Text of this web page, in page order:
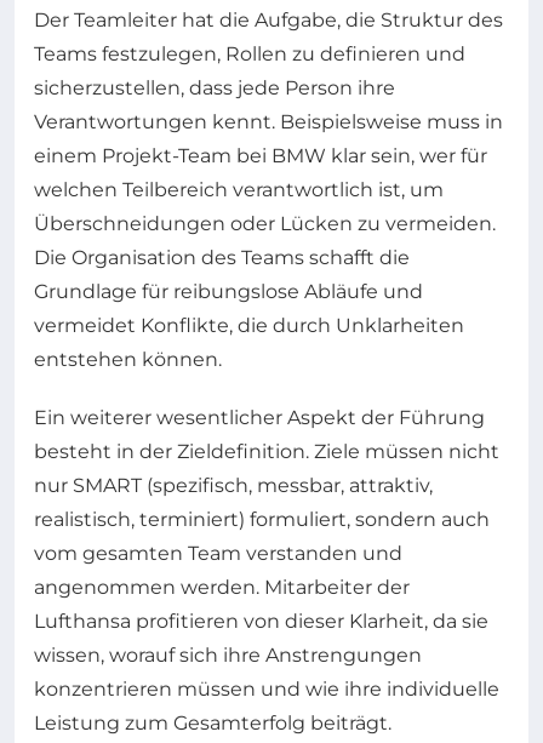
Der Teamleiter hat die Aufgabe, die Struktur des
Teams festzulegen, Rollen zu definieren und
sicherzustellen, dass jede Person ihre
Verantwortungen kennt. Beispielsweise muss in
einem Projekt-Team bei BMW klar sein, wer für
welchen Teilbereich verantwortlich ist, um
Überschneidungen oder Lücken zu vermeiden.
Die Organisation des Teams schafft die
Grundlage für reibungslose Abläufe und
vermeidet Konflikte, die durch Unklarheiten
entstehen können.
Ein weiterer wesentlicher Aspekt der Führung
besteht in der Zieldefinition. Ziele müssen nicht
nur SMART (spezifisch, messbar, attraktiv,
realistisch, terminiert) formuliert, sondern auch
vom gesamten Team verstanden und
angenommen werden. Mitarbeiter der
Lufthansa profitieren von dieser Klarheit, da sie
wissen, worauf sich ihre Anstrengungen
konzentrieren müssen und wie ihre individuelle
Leistung zum Gesamterfolg beiträgt.